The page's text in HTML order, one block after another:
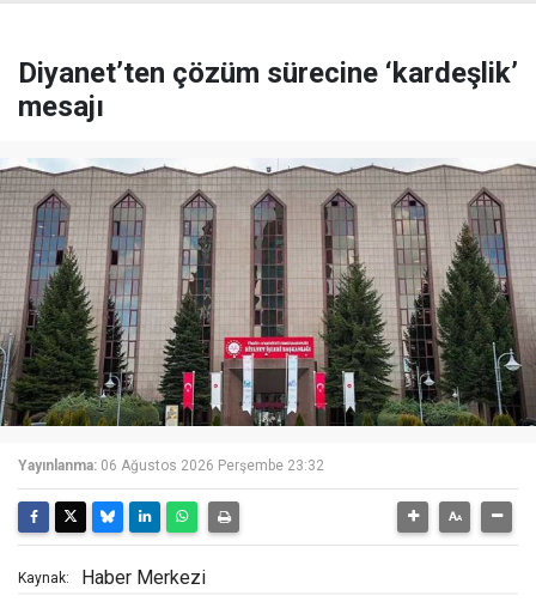
Diyanet’ten çözüm sürecine ‘kardeşlik’
mesajı
Yayınlanma: 06 Ağustos 2026 Perşembe 23:32
Kaynak: Haber Merkezi